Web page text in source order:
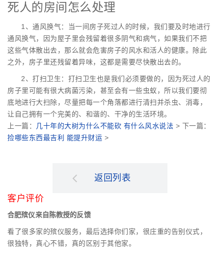
死人的房间怎么处理
1、通风换气：当一间房子死过人的时候，我们要及时地进行
通风换气，因为屋子里会残留着很多阴气和病气，如果我们不把
这些气体散出去，那么就会危害房子的风水和活人的健康。除此
之外，房子里还残留着异味，这都是需要尽快散出去的。
2、打扫卫生：打扫卫生也是我们必须要做的，因为死过人的
房子里可能有很大病菌污染，甚至会有一些虫蚁，所以我们要彻
底地进行大扫除，尽量把每一个角落都进行清扫并杀虫、消毒，
让自己拥有一个完美的、和谐的、干净的生活环境。
上一篇：
几十年的大树为什么不能砍 有什么风水说法 > 下一篇：
捡哪些东西最吉利 能提升财运 >
返回列表
客户评价
合肥殡仪来自陈教授的反馈
看了很多家的殡仪服务，最后选择你们家，很庄重的告别仪式，
很独特，真心不错，真的区别于其他家。